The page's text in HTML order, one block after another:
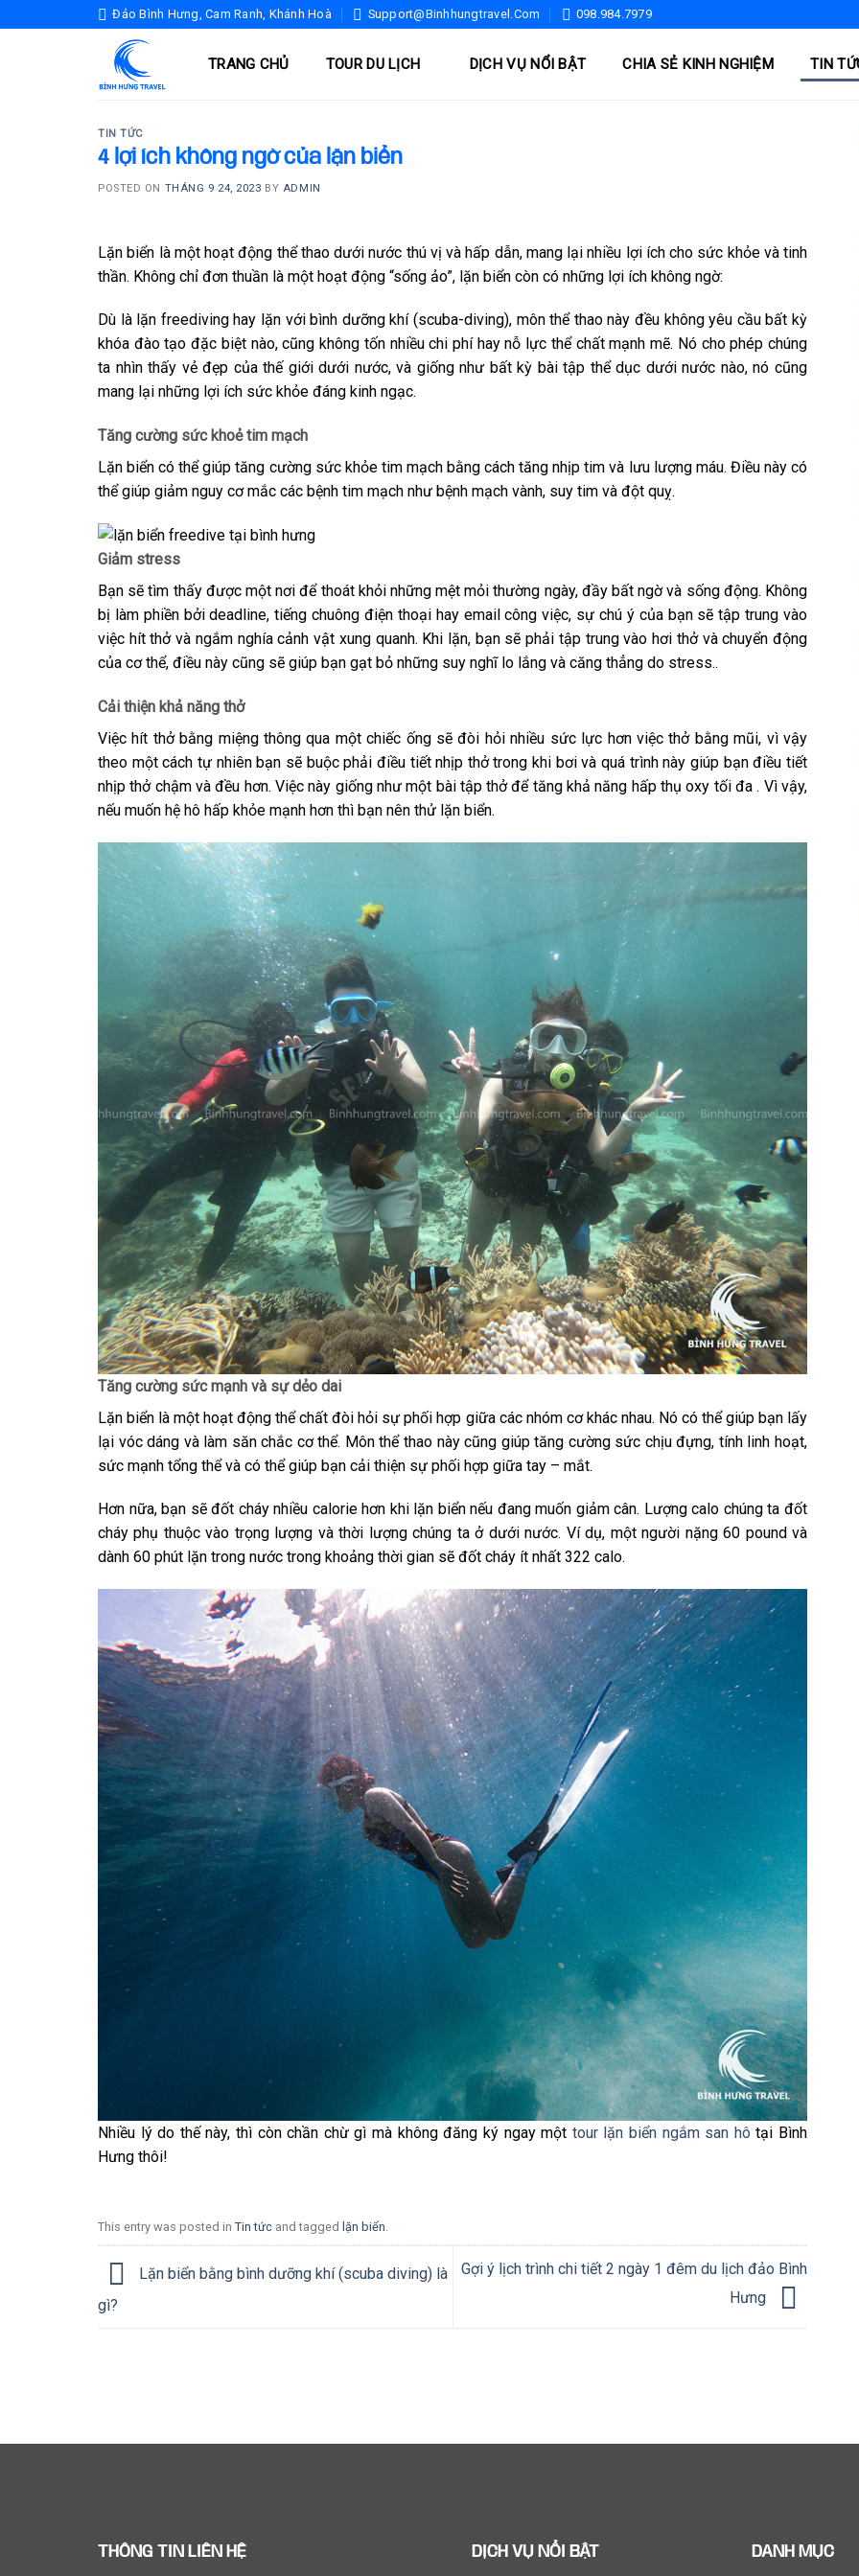
to
Đảo Bình Hưng, Cam Ranh, Khánh Hoà Support@binhhungtravel.com 098.984.7979
TRANG CHỦ TOUR DU LỊCH DỊCH VỤ NỔI BẬT CHIA SẺ KINH NGHIỆM TIN
TIN TỨC
4 lợi ích không ngờ của lặn biển
POSTED ON THÁNG 9 24, 2023 BY ADMIN
Lặn biển là một hoạt động thể thao dưới nước thú vị và hấp dẫn, mang lại nhiều lợi ích cho sức khỏe và tinh
thần. Không chỉ đơn thuần là một hoạt động “sống ảo”, lặn biển còn có những lợi ích không ngờ:
Dù là lặn freediving hay lặn với bình dưỡng khí (scuba-diving), môn thể thao này đều không yêu cầu bất kỳ
khóa đào tạo đặc biệt nào, cũng không tốn nhiều chi phí hay nỗ lực thể chất mạnh mẽ. Nó cho phép chúng
ta nhìn thấy vẻ đẹp của thế giới dưới nước, và giống như bất kỳ bài tập thể dục dưới nước nào, nó cũng
mang lại những lợi ích sức khỏe đáng kinh ngạc.
Tăng cường sức khoẻ tim mạch
Lặn biển có thể giúp tăng cường sức khỏe tim mạch bằng cách tăng nhịp tim và lưu lượng máu. Điều này có
thể giúp giảm nguy cơ mắc các bệnh tim mạch như bệnh mạch vành, suy tim và đột quỵ.
Giảm stress
Bạn sẽ tìm thấy được một nơi để thoát khỏi những mệt mỏi thường ngày, đầy bất ngờ và sống động. Không
bị làm phiền bởi deadline, tiếng chuông điện thoại hay email công việc, sự chú ý của bạn sẽ tập trung vào
việc hít thở và ngắm nghía cảnh vật xung quanh. Khi lặn, bạn sẽ phải tập trung vào hơi thở và chuyển động
của cơ thể, điều này cũng sẽ giúp bạn gạt bỏ những suy nghĩ lo lắng và căng thẳng do stress..
Cải thiện khả năng thở
Việc hít thở bằng miệng thông qua một chiếc ống sẽ đòi hỏi nhiều sức lực hơn việc thở bằng mũi, vì vậy
theo một cách tự nhiên bạn sẽ buộc phải điều tiết nhịp thở trong khi bơi và quá trình này giúp bạn điều tiết
nhịp thở chậm và đều hơn. Việc này giống như một bài tập thở để tăng khả năng hấp thụ oxy tối đa . Vì vậy,
nếu muốn hệ hô hấp khỏe mạnh hơn thì bạn nên thử lặn biển.
Tăng cường sức mạnh và sự dẻo dai
Lặn biển là một hoạt động thể chất đòi hỏi sự phối hợp giữa các nhóm cơ khác nhau. Nó có thể giúp bạn lấy
lại vóc dáng và làm săn chắc cơ thể. Môn thể thao này cũng giúp tăng cường sức chịu đựng, tính linh hoạt,
sức mạnh tổng thể và có thể giúp bạn cải thiện sự phối hợp giữa tay – mắt.
Hơn nữa, bạn sẽ đốt cháy nhiều calorie hơn khi lặn biển nếu đang muốn giảm cân. Lượng calo chúng ta đốt
cháy phụ thuộc vào trọng lượng và thời lượng chúng ta ở dưới nước. Ví dụ, một người nặng 60 pound và
dành 60 phút lặn trong nước trong khoảng thời gian sẽ đốt cháy ít nhất 322 calo.
Nhiều lý do thế này, thì còn chần chừ gì mà không đăng ký ngay một tour lặn biển ngắm san hô tại Bình
Hưng thôi!
This entry was posted in Tin tức and tagged lặn biển.
Lặn biển bằng bình dưỡng khí (scuba diving) là
gì?
Gợi ý lịch trình chi tiết 2 ngày 1 đêm du lịch đảo Bình
Hưng
THÔNG TIN LIÊN HỆ DỊCH VỤ NỔI BẬT DANH MỤC